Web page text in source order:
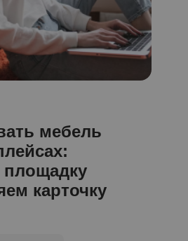
мебель
карточку